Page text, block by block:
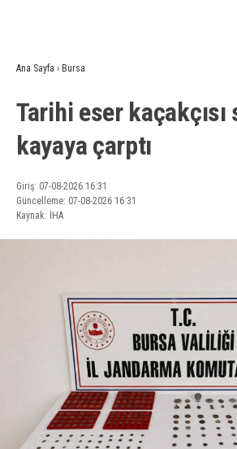
Ana Sayfa › Bursa
Tarihi eser kaçakçısı
kayaya çarptı
Giriş: 07-08-2026 16:31
Güncelleme: 07-08-2026 16:31
Kaynak: İHA